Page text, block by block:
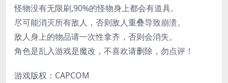
怪物没有无限刷,90%的怪物身上都会有道具。
尽可能消灭所有敌人，否则敌人重叠导致崩溃。
敌人身上的物品请一次性拿齐，否则会消失。
角色是乱入游戏是魔改，不喜欢请删除，勿点评！
游戏版权：CAPCOM